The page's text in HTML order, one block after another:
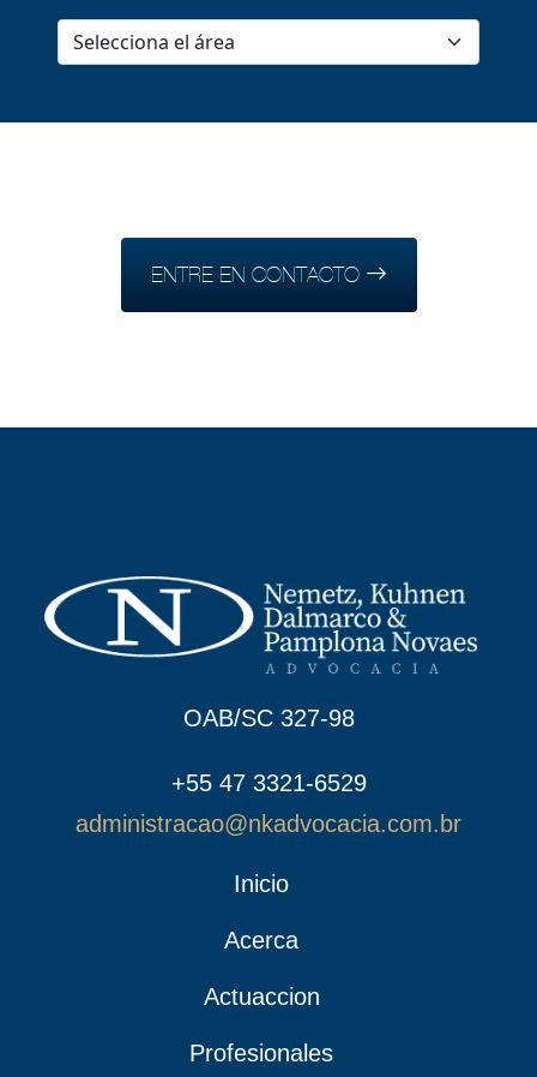
ENTRE EN CONTACTO
OAB/SC 327-98
+55 47 3321-6529
administracao@nkadvocacia.com.br
Inicio
Acerca
Actuaccion
Profesionales